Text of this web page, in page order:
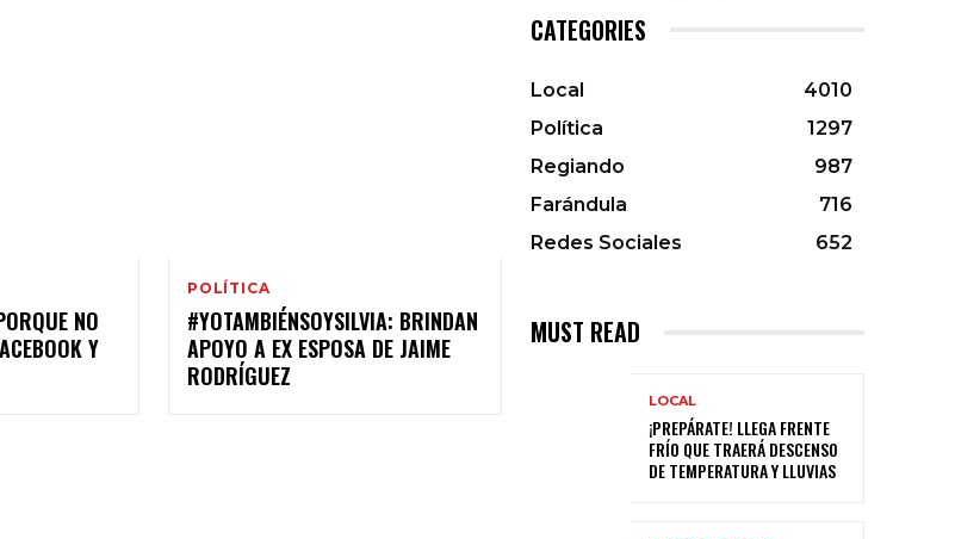
NO
Y
POLÍTICA
#YOTAMBIÉNSOYSILVIA: BRINDAN
APOYO A EX ESPOSA DE JAIME
RODRÍGUEZ
CATEGORIES
Local
4010
Política
1297
Regiando
987
Farándula
716
Redes Sociales
652
MUST READ
LOCAL
¡PREPÁRATE! LLEGA FRENTE
FRÍO QUE TRAERÁ DESCENSO
DE TEMPERATURA Y LLUVIAS